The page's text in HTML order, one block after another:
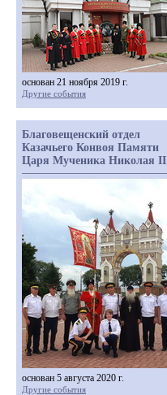
основан 21 ноября 2019 г.
Другие события
Благовещенский отдел
Казачьего Конвоя Памяти
Царя Мученика Николая II
основан 5 августа 2020 г.
Другие события